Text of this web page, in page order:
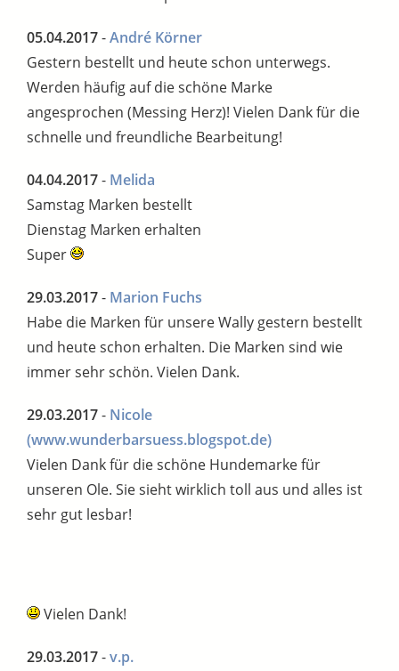
05.04.2017-André Körner
Gestern bestellt und heute schon unterwegs.
Werden häufig auf die schöne Marke
angesprochen (Messing Herz)! Vielen Dank für die
schnelle und freundliche Bearbeitung!
04.04.2017- Melida
Samstag Marken bestellt
Dienstag Marken erhalten
Super
29.03.2017- Marion Fuchs
Habe die Marken für unsere Wally gestern bestellt
und heute schon erhalten. Die Marken sind wie
immer sehr schön. Vielen Dank.
29.03.2017- Nicole
(www.wunderbarsuess.blogspot.de)
Vielen Dank für die schöne Hundemarke für
unseren Ole. Sie sieht wirklich toll aus und alles ist
sehr gut lesbar!
Vielen Dank!
29.03.2017-v.p.